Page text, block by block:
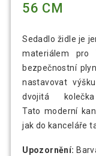
56 CM
Sedadlo židle je
materiálem pro
bezpečnostní
nastavovat
dvojitá
Tato moderní
jak do kanceláře
Upozornění: